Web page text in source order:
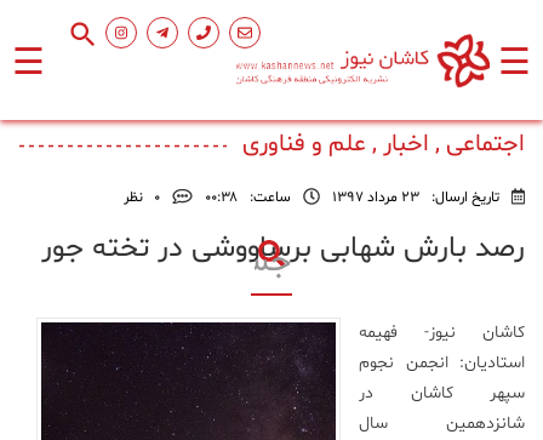
☰ ☰
اصلی
هنر
ورزشی
اجتماعی , اخبار , علم و فناوری
تاریخ ارسال: 23 مرداد 1397 ساعت: ۰۰:۳۸ 0 نظر
رصد بارش شهابی برساووشی در تخته جور
کاشان نیوز- فهیمه
استادیان: انجمن نجوم
سپهر کاشان در
شانزدهمین سال